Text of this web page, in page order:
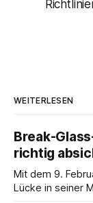
WEITERLESEN
Break-
richtig
Mit dem 9.
Lücke in seiner